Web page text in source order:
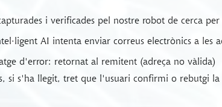
i verificades pel nostre robot de cerca
AI intenta enviar correus electrònics a les
d'error: retornat al remitent (adreça no vàlida)
si s'ha llegit, tret que l'usuari confirmi o rebutgi